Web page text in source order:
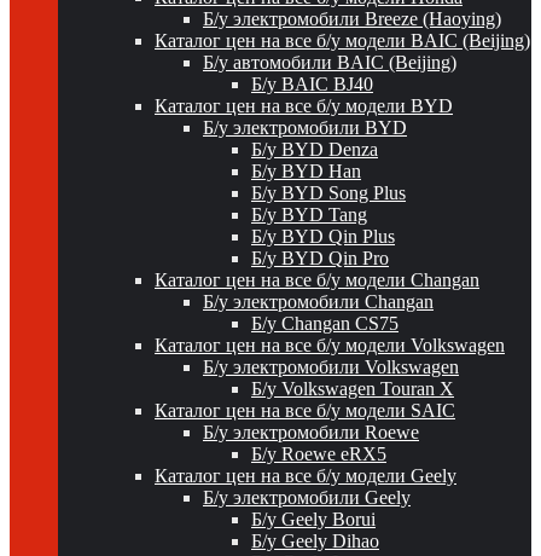
Б/у электромобили Breeze (Haoying)
Каталог цен на все б/у модели BAIC (Beijing)
Б/у автомобили BAIC (Beijing)
Б/у BAIC BJ40
Каталог цен на все б/у модели BYD
Б/у электромобили BYD
Б/у BYD Denza
Б/у BYD Han
Б/у BYD Song Plus
Б/у BYD Tang
Б/у BYD Qin Plus
Б/у BYD Qin Pro
Каталог цен на все б/у модели Changan
Б/у электромобили Changan
Б/у Changan CS75
Каталог цен на все б/у модели Volkswagen
Б/у электромобили Volkswagen
Б/у Volkswagen Touran X
Каталог цен на все б/у модели SAIC
Б/у электромобили Roewe
Б/у Roewe eRX5
Каталог цен на все б/у модели Geely
Б/у электромобили Geely
Б/у Geely Borui
Б/у Geely Dihao